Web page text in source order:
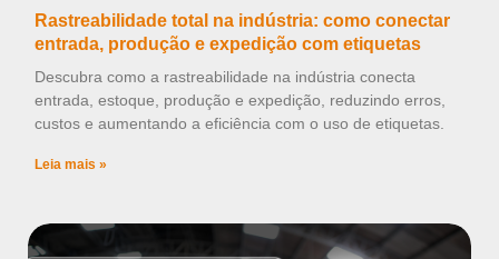
Rastreabilidade total na indústria: como conectar
entrada, produção e expedição com etiquetas
Descubra como a rastreabilidade na indústria conecta
entrada, estoque, produção e expedição, reduzindo erros,
custos e aumentando a eficiência com o uso de etiquetas.
Leia mais »